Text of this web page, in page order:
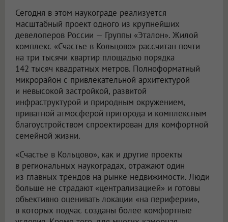
Сегодня в этом наукограде реализуется
масштабный проект одного из крупнейших
девелоперов России — Группы «Эталон». Жилой
комплекс «Счастье в Кольцово» рассчитан почти
на три тысячи квартир площадью порядка
142 тысяч квадратных метров. Полноформатный
микрорайон с привлекательной архитектурой
и невысокой застройкой, развитой
инфраструктурой и природным окружением,
приватной атмосферой пригорода и комплексным
благоустройством спроектирован для комфортной
семейной жизни.
«Счастье в Кольцово», как и другие проекты
в региональных наукоградах, отражают один
из главных трендов на рынке недвижимости. Люди
больше не страдают «централизацией» и готовы
объективно оценивать локации «на периферии»,
в которых подчас созданы более комфортные